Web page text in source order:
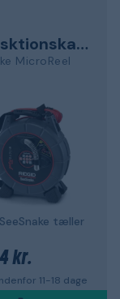
Inspesktionskamera
MicroReel
tæller
kr.
11-18 dage